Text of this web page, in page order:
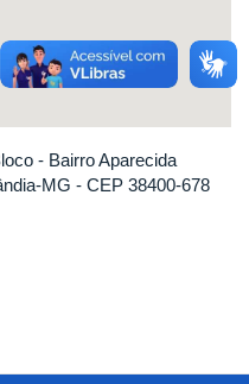
- Bairro Aparecida
MG - CEP 38400-678